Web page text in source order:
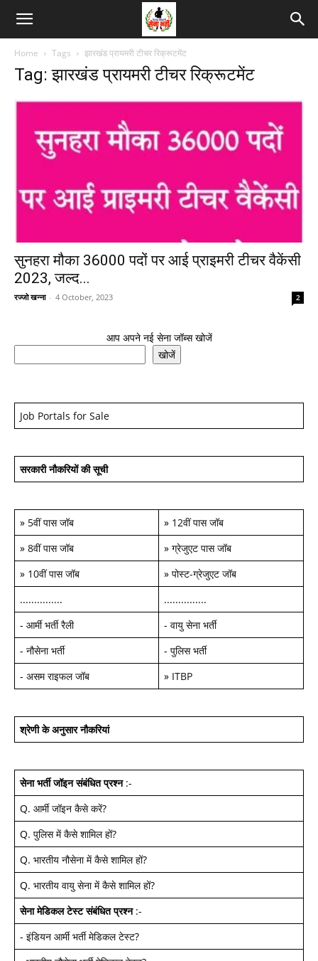
Home Tags झारखंड प्रायमरी टीचर रिक्रूटमेंट
Tag: झारखंड प्रायमरी टीचर रिक्रूटमेंट
सुनहरा मौका 36000 पदों पर आई प्राइमरी टीचर वैकेंसी
2023, जल्द...
रज्जो खन्ना - 4 October, 2023 2
आप अपने नई सेना जॉब्स खोजें
खोजें
Job Portals for Sale
सरकारी नौकरियों की सूची
» 5वीं पास जॉब » 12वीं पास जॉब
» 8वीं पास जॉब » ग्रेजुएट पास जॉब
» 10वीं पास जॉब » पोस्ट-ग्रेजुएट जॉब
...............
...............
- आर्मी भर्ती रैली - वायु सेना भर्ती
- नौसेना भर्ती - पुलिस भर्ती
- असम राइफल जॉब » ITBP
श्रेणी के अनुसार नौकरियां
सेना भर्ती जॉइन संबंधित प्रश्न:-
Q. आर्मी जॉइन कैसे करें?
Q. पुलिस में कैसे शामिल हों?
Q. भारतीय नौसेना में कैसे शामिल हों?
Q. भारतीय वायु सेना में कैसे शामिल हों?
सेना मेडिकल टेस्ट संबंधित प्रश्न:-
- इंडियन आर्मी भर्ती मेडिकल टेस्ट?